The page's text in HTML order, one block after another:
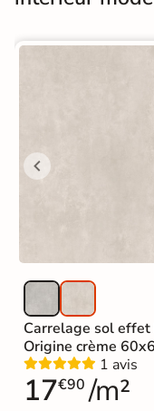
Carrelage sol effet
Origine crème
1 avis
17€90 /m²